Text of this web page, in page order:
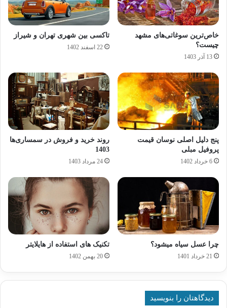
خاص‌ترین سوغاتی‌های مشهد
چیست؟
13 آذر 1403
تاکسی بین شهری تهران و شیراز
22 اسفند 1402
پنج دلیل اصلی نوسان قیمت
پروفیل مبلی
6 خرداد 1402
روند خرید و فروش در سمساری‌ها
1403
24 مرداد 1403
چرا عسل سیاه میشود؟
21 خرداد 1401
تکنیک های استفاده از هایلایتر
20 بهمن 1402
دیدگاهتان را بنویسید